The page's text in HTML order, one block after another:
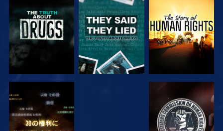
観る 観る
観る